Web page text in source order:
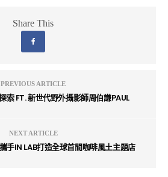
Share This
PREVIOUS ARTICLE
索 FT. 新世代野外攝影師周伯謙PAUL
NEXT ARTICLE
手IN LAB打造全球首間咖啡風土主題店